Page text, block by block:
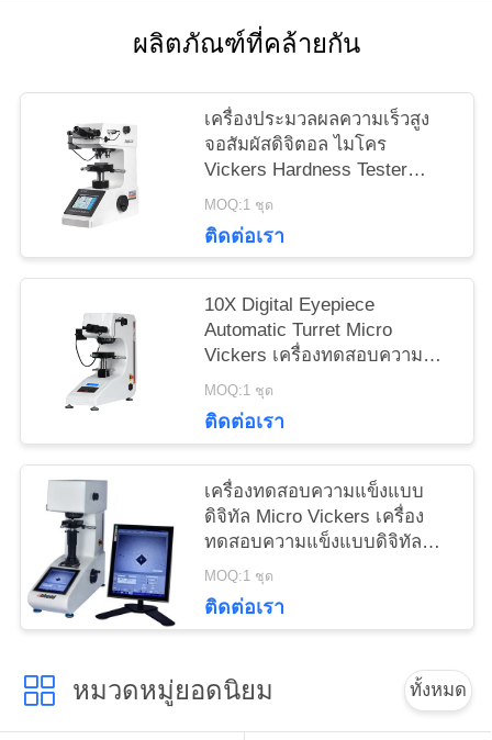
ผลิตภัณฑ์ที่คล้ายกัน
เครื่องประมวลผลความเร็วสูง
จอสัมผัสดิจิตอล ไมโคร
Vickers Hardness Tester
HVS-1000Z
MOQ:1 ชุด
ติดต่อเรา
10X Digital Eyepiece
Automatic Turret Micro
Vickers เครื่องทดสอบความ
แข็งด้วย Max Force 1Kgf
MOQ:1 ชุด
ติดต่อเรา
เครื่องทดสอบความแข็งแบบ
ดิจิทัล Micro Vickers เครื่อง
ทดสอบความแข็งแบบดิจิทัล
Micro Vickers พร้อมโปรแกรม
MOQ:1 ชุด
ติดต่อเรา
หมวดหมู่ยอดนิยม ทั้งหมด